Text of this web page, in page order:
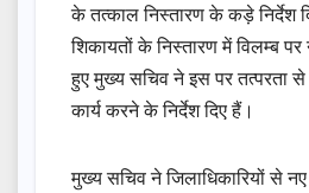
के तत्काल निस्तारण के कड़े निर्देश
शिकायतों के निस्तारण में विलम्ब पर
हुए मुख्य सचिव ने इस पर तत्परता से
कार्य करने के निर्देश दिए हैं।
मुख्य सचिव ने जिलाधिकारियों से